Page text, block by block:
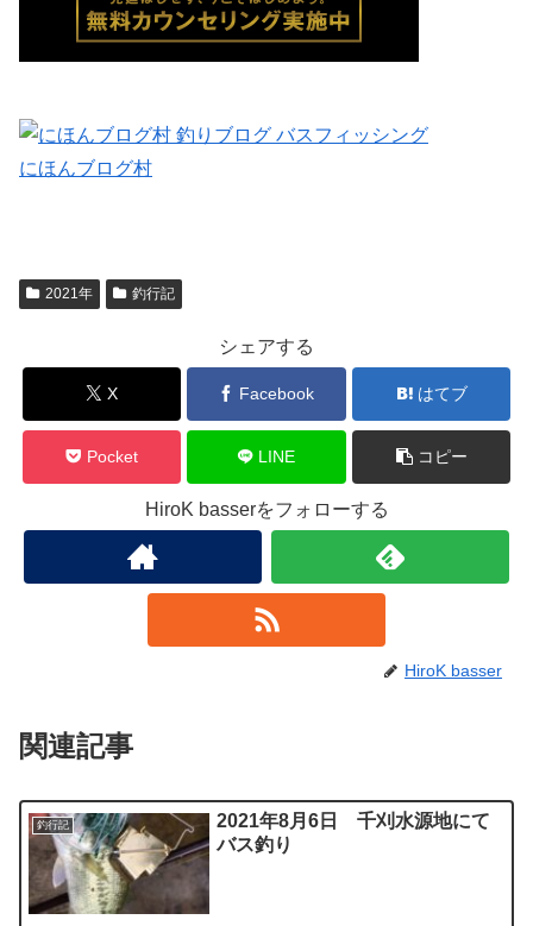
にほんブログ村
2021年 釣行記
シェアする
X Facebook はてブ
Pocket LINE コピー
HiroK basserをフォローする
HiroK basser
関連記事
釣行記
2021年8月6日 千刈水源地にて
バス釣り